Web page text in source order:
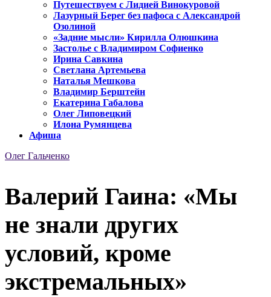
Путешествуем с Лидией Винокуровой
Лазурный Берег без пафоса с Александрой
Озолиной
«Задние мысли» Кирилла Олюшкина
Застолье с Владимиром Софиенко
Ирина Савкина
Светлана Артемьева
Наталья Мешкова
Владимир Берштейн
Екатерина Габалова
Олег Липовецкий
Илона Румянцева
Афиша
Олег Гальченко
Валерий Гаина: «Мы
не знали других
условий, кроме
экстремальных»